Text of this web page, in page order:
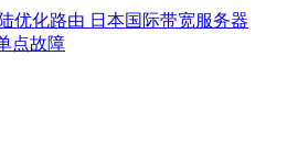
优化路由 日本国际带宽服务器
点故障